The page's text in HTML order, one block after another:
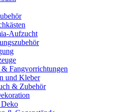
Aufzucht
& Fangvorrichtungen
und Kleber
& Zubehör